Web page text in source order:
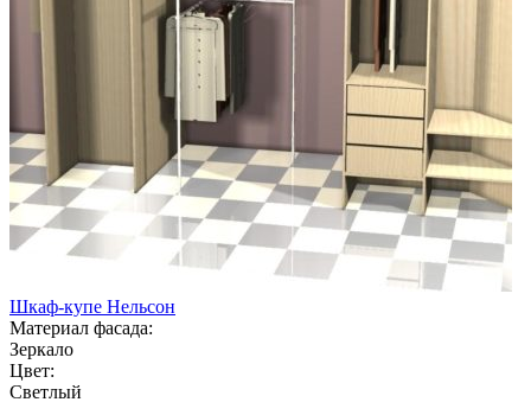
Шкаф-купе Нельсон
Материал фасада:
Зеркало
Цвет:
Светлый